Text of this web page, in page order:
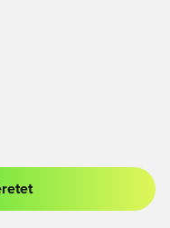
vagy a tagként való